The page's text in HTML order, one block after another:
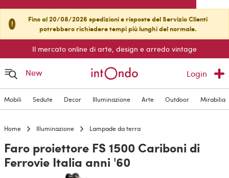
!
Fino al 20/08/2026 spedizioni e risposte del Servizio Clienti
potrebbero richiedere tempi più lunghi del normale.
Il mercato online di arte, design e arredo vintage
New Login
Mobili Sedute Decor Illuminazione Arte Outdoor Mirabilia
Home Illuminazione Lampade da terra
Faro proiettore FS 1500 Cariboni di
Ferrovie Italia anni '60